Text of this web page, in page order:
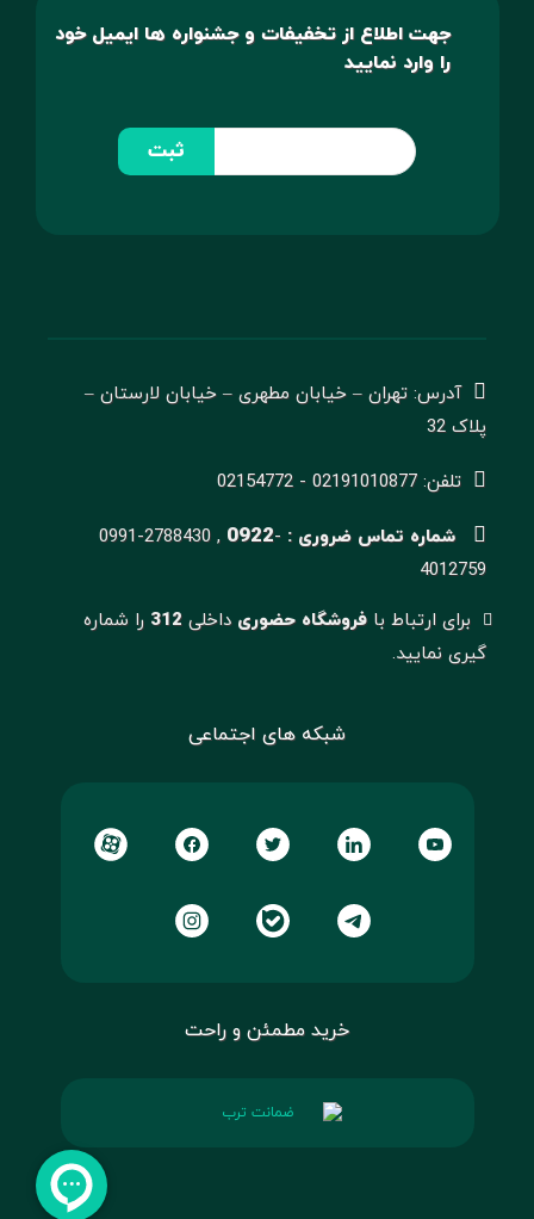
جهت اطلاع از تخفیفات و جشنواره ها ایمیل خود
را وارد نمایید
ثبت
آدرس: تهران – خیابان مطهری – خیابان لارستان –
پلاک 32
تلفن: 02191010877 - 02154772
شماره تماس ضروری : 0991-2788430 , 0922-
4012759
برای ارتباط با فروشگاه حضوریداخلی 312 را شماره
گیری نمایید.
شبکه های اجتماعی
خرید مطمئن و راحت